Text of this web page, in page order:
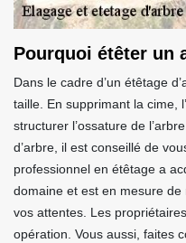
Pourquoi étêter un
Dans le cadre d’un étêtage
taille. En supprimant la cime,
structurer l’ossature de
d’arbre, il est conseillé de
professionnel en étêtage a
domaine et est en mesure
vos attentes. Les
opération. Vous aussi, faites